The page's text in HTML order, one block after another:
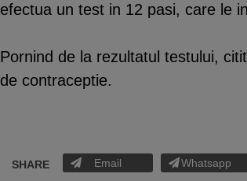
efectua un test in 12 pasi, care le
Pornind de la rezultatul testului,
de contraceptie.
SHARE Email Whatsapp